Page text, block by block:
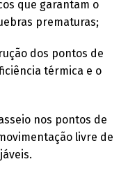
que garantam o
prematuras;
dos pontos de
térmica e o
nos pontos de
livre de